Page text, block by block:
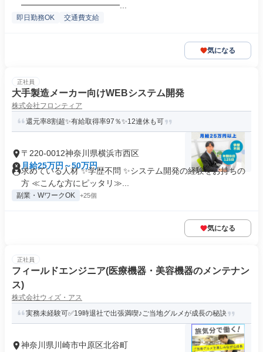
━━━━━━━━━━━━...
即日勤務OK 交通費支給
気になる
正社員
大手製造メーカー向けWEBシステム開発
株式会社フロンティア
還元率8割超✨有給取得率97％✨12連休も可
〒220-0012神奈川県横浜市西区
月給25万円～50万円
求めている人材 ✨学歴不問 ✨システム開発の経験をお持ちの
方 ≪こんな方にピッタリ≫...
副業・WワークOK +25個
気になる
正社員
フィールドエンジニア(医療機器・美容機器のメンテナン
ス)
株式会社ウィズ・アス
実務未経験可✅19時退社で出張満喫♪ご当地グルメが成長の秘訣
神奈川県川崎市中原区北谷町